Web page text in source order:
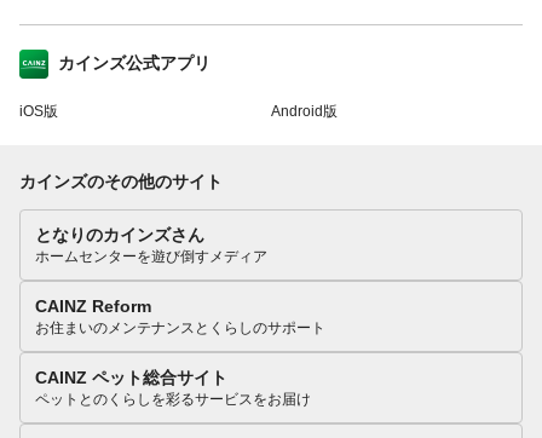
カインズ公式アプリ
iOS版 Android版
カインズのその他のサイト
となりのカインズさん
ホームセンターを遊び倒すメディア
CAINZ Reform
お住まいのメンテナンスとくらしのサポート
CAINZ ペット総合サイト
ペットとのくらしを彩るサービスをお届け